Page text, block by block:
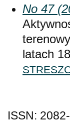
No 47
latach
ISSN: